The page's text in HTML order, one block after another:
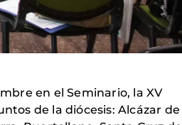
en el Seminario, la XV
de la diócesis: Alcázar de